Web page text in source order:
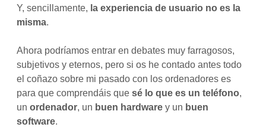
Y, sencillamente, la experiencia de usuario no es la
misma.
Ahora podríamos entrar en debates muy farragosos,
subjetivos y eternos, pero si os he contado antes todo
el coñazo sobre mi pasado con los ordenadores es
para que comprendáis quesé lo que es un teléfono,
unordenador, un buen hardware y un buen
software.